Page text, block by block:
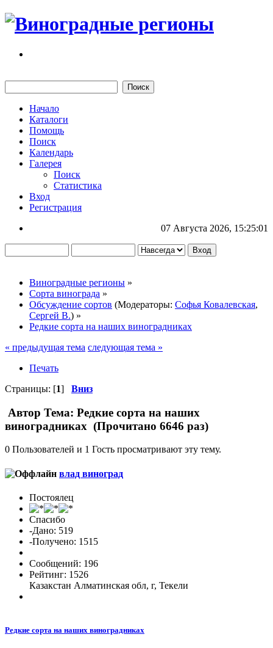
Начало
Каталоги
Помощь
Поиск
Календарь
Галерея
Поиск
Статистика
Вход
Регистрация
07 Августа 2026, 15:25:01
Виноградные регионы »
Сорта винограда »
Обсуждение сортов (Модераторы: Софья Ковалевская,
Сергей В.) »
Редкие сорта на наших виноградниках
« предыдущая тема следующая тема »
Печать
Страницы: [1] Вниз
Автор Тема: Редкие сорта на наших
виноградниках (Прочитано 6646 раз)
0 Пользователей и 1 Гость просматривают эту тему.
влад виноград
Постоялец
Спасибо
-Дано: 519
-Получено: 1515
Сообщений: 196
Рейтинг: 1526
Казакстан Алматинская обл, г, Текели
Редкие сорта на наших виноградниках